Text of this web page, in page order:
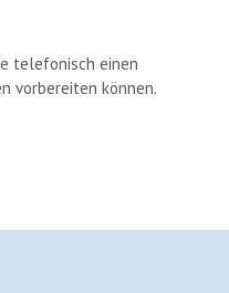
telefonisch einen
vorbereiten können.